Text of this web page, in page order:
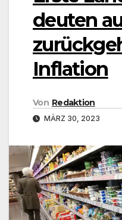
deuten
Inflation
Von Redaktion
MÄRZ 30, 2023